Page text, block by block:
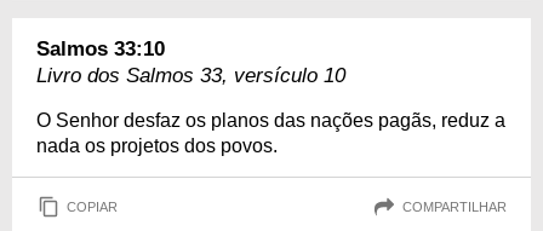
Salmos 33:10
Livro dos Salmos 33, versículo 10
O Senhor desfaz os planos das nações pagãs, reduz a
nada os projetos dos povos.
COPIAR COMPARTILHAR